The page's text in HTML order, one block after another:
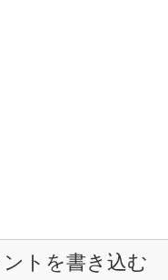
ントを書き込む